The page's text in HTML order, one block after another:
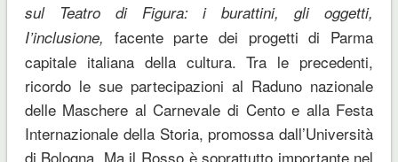
sul Teatro di Figura: i burattini, gli oggetti,
I’inclusione, facente parte dei progetti di Parma
capitale italiana della cultura. Tra le precedenti,
ricordo le sue partecipazioni al Raduno nazionale
delle Maschere al Carnevale di Cento e alla Festa
Internazionale della Storia, promossa dall’Università
di Bologna. Ma il Rosso è soprattutto importante nel